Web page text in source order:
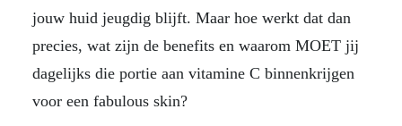
jouw huid jeugdig blijft. Maar hoe werkt dat dan
precies, wat zijn de benefits en waarom MOET jij
dagelijks die portie aan vitamine C binnenkrijgen
voor een fabulous skin?